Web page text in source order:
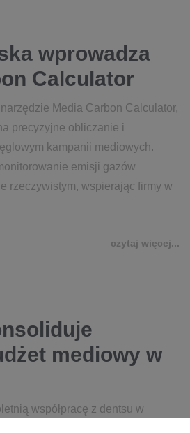
wprowadza
Calculator
Media Carbon Calculator,
precyzyjne obliczanie i
kampanii mediowych.
emisji gazów
rzeczywistym, wspierając firmy w
czytaj więcej...
mediowy w
współpracę z dentsu w